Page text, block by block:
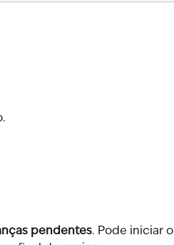
pendentes. Pode iniciar o